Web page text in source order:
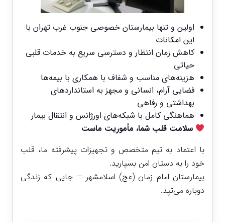
اولین و تنها بیمارستان خصوصی جنوب غرب تهران با
این امکانات
کاهش زمان انتظار و دسترسی سریع به خدمات قلبی
حیاتی
هزینه‌های مناسب و شفاف با همکاری با بیمه‌ها
فضایی آرام، انسانی و مجهز به استانداردهای
بهداشتی و رفاهی
هماهنگی کامل با شبکه‌های اورژانس و انتقال بیمار
سلامت قلب شما، مأموریت ماست
با اعتماد به تیم متخصص و تجهیزات پیشرفته ما، قلب
خود را به دستان امن بسپارید.
بیمارستان امام زمان (عج) اسلامشهر — جایی که زندگی
دوباره می‌تپد.